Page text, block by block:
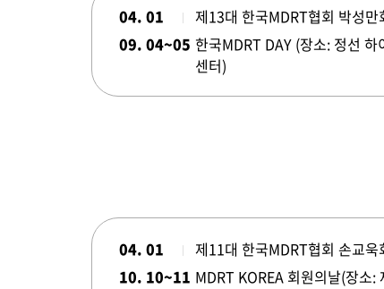
04. 01
제13대 한국MDRT협회 박성만
09. 04~05 한국MDRT DAY (장소: 정선 하
센터)
04. 01
제11대 한국MDRT협회 손교욱
10. 10~11 MDRT KOREA 회원의날(장소: